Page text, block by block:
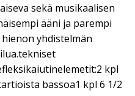
sekä musikaalisen
ääni ja parempi
yhdistelmän
kpl
bassoa1 kpl 6 1/2